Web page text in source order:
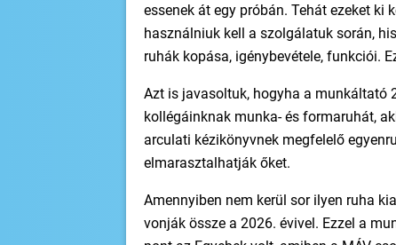
essenek át egy próbán. Tehát ezeket
használniuk kell a szolgálatuk során,
ruhák kopása, igénybevétele, funkciói.
Azt is javasoltuk, hogyha a munkáltató
kollégáinknak munka- és formaruhát,
arculati kézikönyvnek megfelelő
elmarasztalhatják őket.
Amennyiben nem kerül sor ilyen ruha
vonják össze a 2026. évivel. Ezzel a